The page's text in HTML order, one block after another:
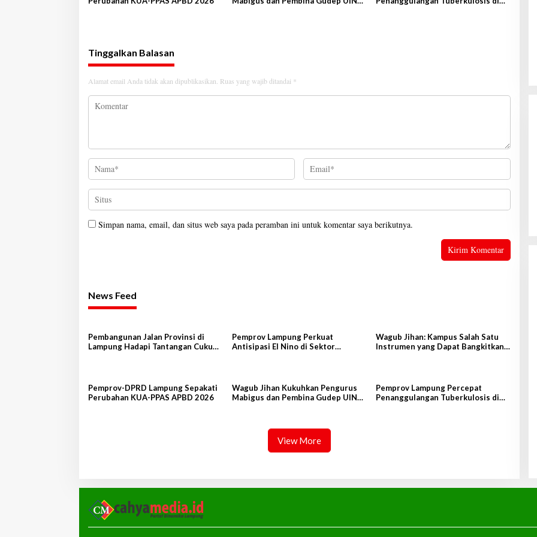
s
Tinggalkan Balasan
Alamat email Anda tidak akan dipublikasikan. Ruas yang wajib ditandai *
Simpan nama, email, dan situs web saya pada peramban ini untuk komentar saya berikutnya.
News Feed
Pembangunan Jalan Provinsi di
Lampung Hadapi Tantangan Cukup
Pemprov Lampung Perkuat
Antisipasi El Nino di Sektor
Wagub Jihan: Kampus Salah Satu
Instrumen yang Dapat Bangkitkan
Pemprov-DPRD Lampung Sepakati
Perubahan KUA-PPAS APBD 2026
Wagub Jihan Kukuhkan Pengurus
Mabigus dan Pembina Gudep UIN
Pemprov Lampung Percepat
Penanggulangan Tuberkulosis di
View More
Di Hukrim, Lampung, Pemerintahan |
7 Agustus